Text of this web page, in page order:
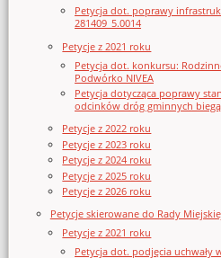
Petycja dot. poprawy
281409_5.0014
Petycje z 2021 roku
Petycja dot. konkursu:
Podwórko NIVEA
Petycja dotycząca poprawy
odcinków dróg gminnych
Petycje z 2022 roku
Petycje z 2023 roku
Petycje z 2024 roku
Petycje z 2025 roku
Petycje z 2026 roku
Petycje skierowane do Rady
Petycje z 2021 roku
Petycja dot. podjęcia uchwały